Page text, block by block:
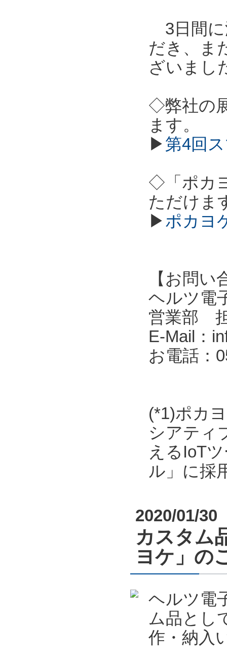
3日間に
だき、ま
ざいまし
◇弊社の
ます。
▶第4回
◇「ポカ
ただけま
▶ポカヨ
【お問い
ヘルツ電
営業部
E-Mail：
お電話：
(*1)ポカ
シアティ
えるIoT
ル」に採
2020/01/30
カスタム
ヨケ」の
ヘルツ電
ム品とし
作・納入